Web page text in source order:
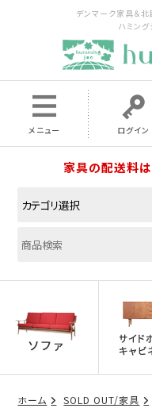
デンマーク家具＆北
ハミン
メニュー ログイン
家具の配送料
ホーム SOLD OUT/家具